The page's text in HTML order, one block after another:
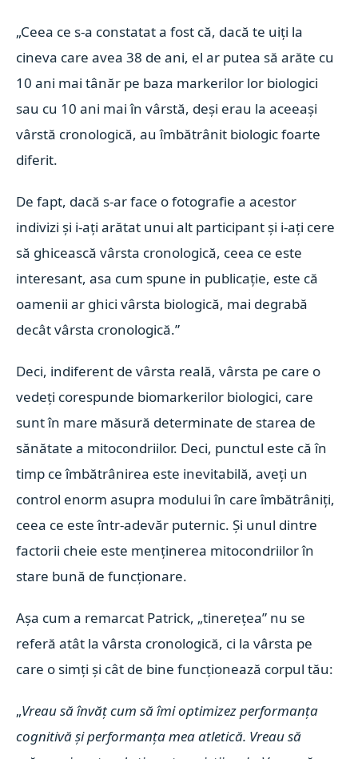
„Ceea ce s-a constatat a fost că, dacă te uiți la
cineva care avea 38 de ani, el ar putea să arăte cu
10 ani mai tânăr pe baza markerilor lor biologici
sau cu 10 ani mai în vârstă, deși erau la aceeași
vârstă cronologică, au îmbătrânit biologic foarte
diferit.
De fapt, dacă s-ar face o fotografie a acestor
indivizi și i-ați arătat unui alt participant și i-ați cere
să ghicească vârsta cronologică, ceea ce este
interesant, asa cum spune in publicație, este că
oamenii ar ghici vârsta biologică, mai degrabă
decât vârsta cronologică.”
Deci, indiferent de vârsta reală, vârsta pe care o
vedeți corespunde biomarkerilor biologici, care
sunt în mare măsură determinate de starea de
sănătate a mitocondriilor. Deci, punctul este că în
timp ce îmbătrânirea este inevitabilă, aveți un
control enorm asupra modului în care îmbătrâniți,
ceea ce este într-adevăr puternic. Și unul dintre
factorii cheie este menținerea mitocondriilor în
stare bună de funcționare.
Așa cum a remarcat Patrick, „tinerețea” nu se
referă atât la vârsta cronologică, ci la vârsta pe
care o simți și cât de bine funcționează corpul tău:
„Vreau să învăț cum să îmi optimizez performanța
cognitivă și performanța mea atletică. Vreau să